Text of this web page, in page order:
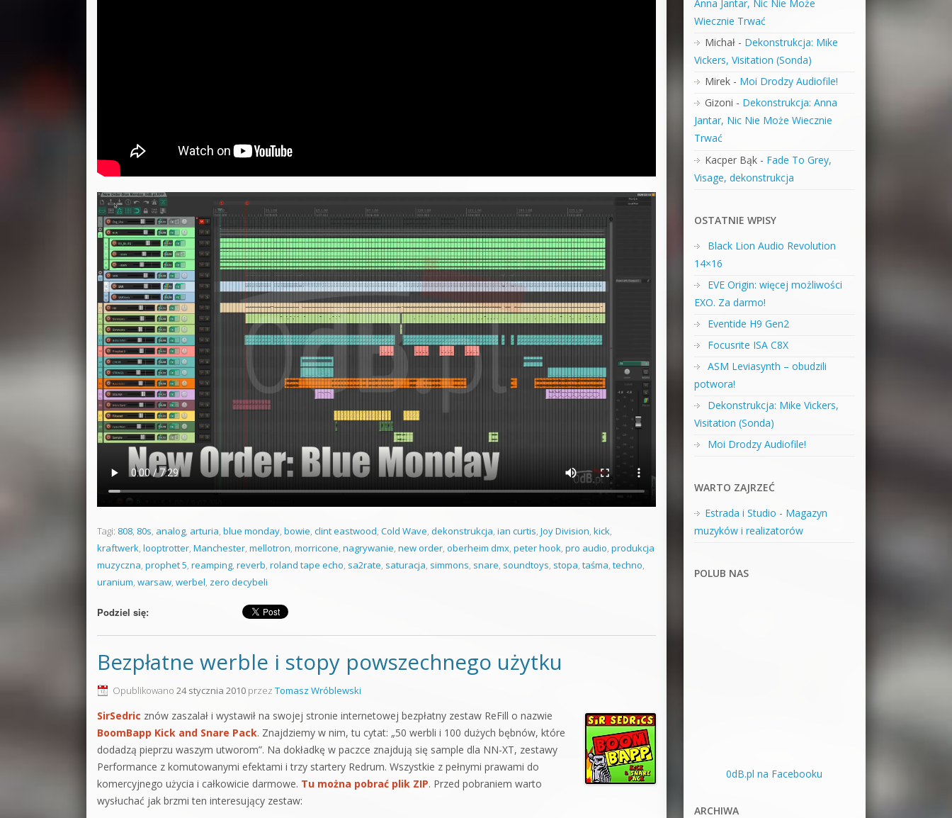
Tagi: 808, 80s, analog, arturia, blue monday, bowie, clint eastwood, Cold Wave, dekonstrukcja, ian curtis, Joy Division, kick,
kraftwerk, looptrotter, Manchester, mellotron, morricone, nagrywanie, new order, oberheim dmx, peter hook, pro audio, produkcja
muzyczna, prophet 5, reamping, reverb, roland tape echo, sa2rate, saturacja, simmons, snare, soundtoys, stopa, taśma, techno,
uranium, warsaw, werbel, zero decybeli
Podziel się:
Bezpłatne werble i stopy powszechnego użytku
Opublikowano 24 stycznia 2010 przez Tomasz Wróblewski
SirSedric znów zaszalał i wystawił na swojej stronie internetowej bezpłatny zestaw ReFill o nazwie
BoomBapp Kick and Snare Pack. Znajdziemy w nim, tu cytat: „50 werbli i 100 dużych bębnów, które
dodadzą pieprzu waszym utworom”. Na dokładkę w paczce znajdują się sample dla NN-XT, zestawy
Performance z komutowanymi efektami i trzy startery Redrum. Wszystkie z pełnymi prawami do
komercyjnego użycia i całkowicie darmowe. Tu można pobrać plik ZIP. Przed pobraniem warto
wysłuchać jak brzmi ten interesujący zestaw:
Anna Jantar, Nic Nie Może
Wiecznie Trwać
Michał- Dekonstrukcja: Mike
Vickers, Visitation (Sonda)
Mirek- Moi Drodzy Audiofile!
Gizoni - Dekonstrukcja: Anna
Jantar, Nic Nie Może Wiecznie
Trwać
Kacper Bąk- Fade To Grey,
Visage, dekonstrukcja
OSTATNIE WPISY
Black Lion Audio Revolution
14×16
EVE Origin: więcej możliwości
EXO. Za darmo!
Eventide H9 Gen2
Focusrite ISA C8X
ASM Leviasynth – obudzili
potwora!
Dekonstrukcja: Mike Vickers,
Visitation (Sonda)
Moi Drodzy Audiofile!
WARTO ZAJRZEĆ
Estrada i Studio - Magazyn
muzyków i realizatorów
POLUB NAS
0dB.pl na Facebooku
ARCHIWA